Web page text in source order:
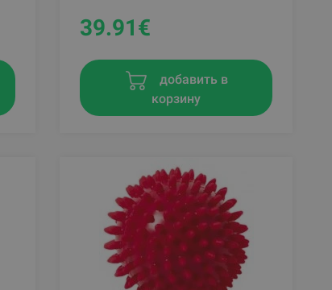
39.91€
добавить в
корзину